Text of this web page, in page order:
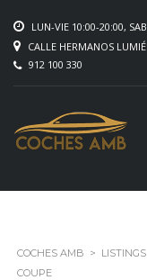
LUN-VIE 10:00-20:00,
CALLE HERMANOS
912 100 330
COCHES AMB > LISTINGS
COUPE